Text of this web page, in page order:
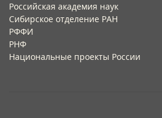
Российская академия наук
Сибирское отделение РАН
РФФИ
РНФ
Национальные проекты России